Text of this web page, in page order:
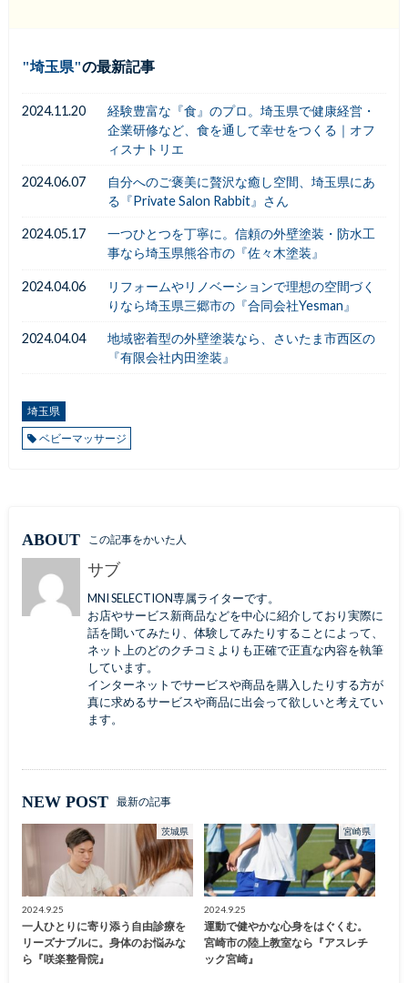
埼玉県 の最新記事
2024.11.20
経験豊富な『食』のプロ。埼玉県で健康経営・
企業研修など、食を通して幸せをつくる｜オフ
ィスナトリエ
2024.06.07
自分へのご褒美に贅沢な癒し空間、埼玉県にあ
る『Private Salon Rabbit』さん
2024.05.17
一つひとつを丁寧に。信頼の外壁塗装・防水工
事なら埼玉県熊谷市の『佐々木塗装』
2024.04.06
リフォームやリノベーションで理想の空間づく
りなら埼玉県三郷市の『合同会社Yesman』
2024.04.04
地域密着型の外壁塗装なら、さいたま市西区の
『有限会社内田塗装』
埼玉県
ベビーマッサージ
ABOUT この記事をかいた人
サブ
MNI SELECTION専属ライターです。
お店やサービス新商品などを中心に紹介しており実際に
話を聞いてみたり、体験してみたりすることによって、
ネット上のどのクチコミよりも正確で正直な内容を執筆
しています。
インターネットでサービスや商品を購入したりする方が
真に求めるサービスや商品に出会って欲しいと考えてい
ます。
NEW POST 最新の記事
茨城県
2024.9.25
一人ひとりに寄り添う自由診療を
リーズナブルに。身体のお悩みな
ら『咲楽整骨院』
宮崎県
2024.9.25
運動で健やかな心身をはぐくむ。
宮崎市の陸上教室なら『アスレチ
ック宮崎』